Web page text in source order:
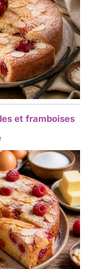
et framboises